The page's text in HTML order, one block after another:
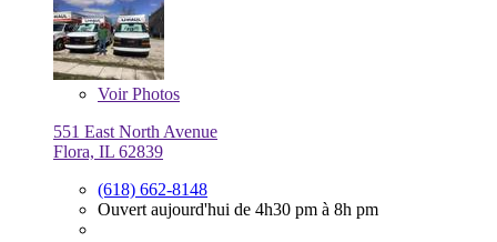
VoirPhotos
551 East North Avenue
Flora, IL 62839
(618) 662-8148
Ouvert aujourd'hui de 4h30 pm à 8h pm